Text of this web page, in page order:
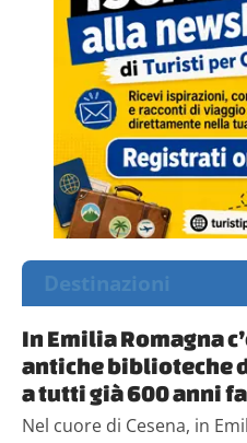
Destinazioni
In Emilia Romagna
antiche biblioteche
a tutti già 600 anni fa
Nel cuore di Cesena, in